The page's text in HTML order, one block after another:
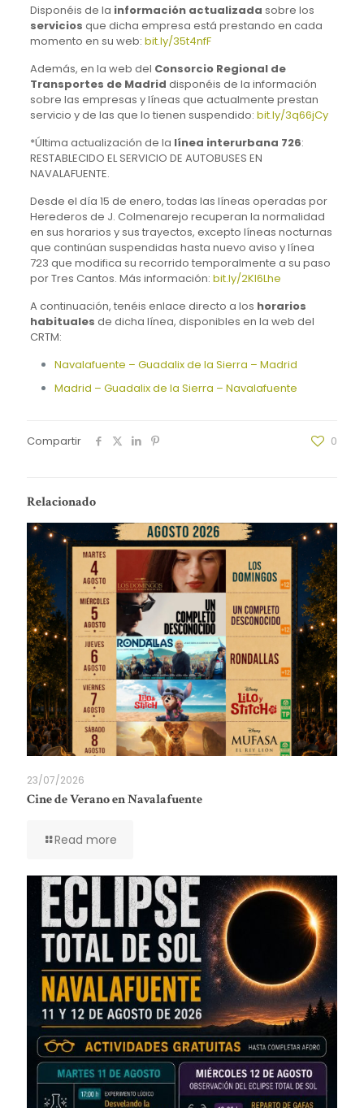
Disponéis de la información actualizada sobre los
servicios que dicha empresa está prestando en cada
momento en su web: bit.ly/35t4nfF
Además, en la web del Consorcio Regional de
Transportes de Madrid disponéis de la información
sobre las empresas y líneas que actualmente prestan
servicio y de las que lo tienen suspendido: bit.ly/3q66jCy
*Última actualización de la línea interurbana 726:
RESTABLECIDO EL SERVICIO DE AUTOBUSES EN
NAVALAFUENTE.
Desde el día 15 de enero, todas las líneas operadas por
Herederos de J. Colmenarejo recuperan la normalidad
en sus horarios y sus trayectos, excepto líneas nocturnas
que continúan suspendidas hasta nuevo aviso y línea
723 que modifica su recorrido temporalmente a su paso
por Tres Cantos. Más información: bit.ly/2Kl6Lhe
A continuación, tenéis enlace directo a los horarios
habituales de dicha línea, disponibles en la web del
CRTM:
Navalafuente – Guadalix de la Sierra – Madrid
Madrid – Guadalix de la Sierra – Navalafuente
Compartir 0
Relacionado
23/07/2026
Cine de Verano en Navalafuente
Read more